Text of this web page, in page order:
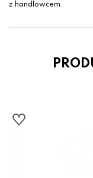
z handlowcem.